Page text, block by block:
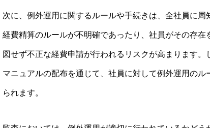
次に、例外運用に関するルールや手続きは、全社員に周
経費精算のルールが不明確であったり、社員がその存在
図せず不正な経費申請が行われるリスクが高まります
マニュアルの配布を通じて、社員に対して例外運用のル
られます。